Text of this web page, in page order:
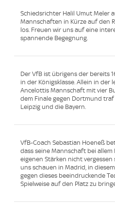
Schiedsrichter Halil Umut Meler
Mannschaften in Kürze auf den
los. Freuen wir uns auf eine
spannende Begegnung.
Der VfB ist übrigens der bereits
in der Königsklasse. Allein in der
Ancelottis Mannschaft mit vier
dem Finale gegen Dortmund
Leipzig und die Bayern.
VfB-Coach Sebastian Hoeneß
dass seine Mannschaft bei allem
eigenen Stärken nicht
uns schauen in Madrid, in
gegen dieses beeindruckende
Spielweise auf den Platz zu